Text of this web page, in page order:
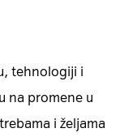
tehnologiji i
na promene u
i željama